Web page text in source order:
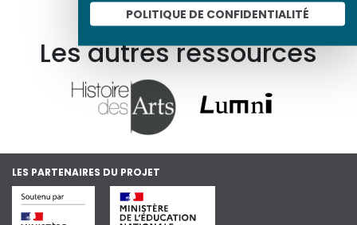
POLITIQUE DE CONFIDENTIALITÉ
En savoir plus sur le projet
Les autres ressources
LES PARTENAIRES DU PROJET